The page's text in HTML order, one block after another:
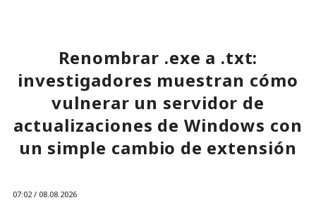
Renombrar .exe a .txt:
investigadores muestran cómo
vulnerar un servidor de
actualizaciones de Windows con
un simple cambio de extensión
07:02 / 08.08.2026